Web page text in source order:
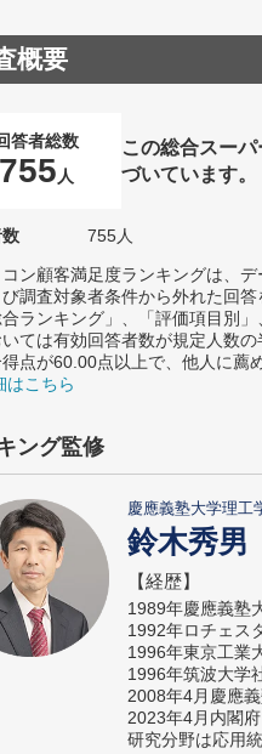
概要
答者総数
755 人
この総合スー
づいています。
755人
ン顧客満足度ランキングは、デ
調査対象者条件から外れた回答
ランキング」、「評価項目別
いては有効回答者数が規定人数
点が60.00点以上で、他人に薦
こちら
ング監修
慶應義塾大学理工
鈴木秀男
【経歴】
1989年慶應義塾
1992年ロチェス
1996年東京工業
1996年筑波大学
2008年4月慶應
2023年4月内閣
研究分野は応用